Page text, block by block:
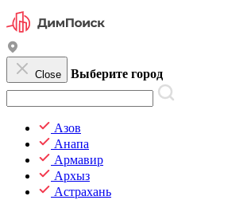
Close Выберите город
Азов
Анапа
Армавир
Архыз
Астрахань